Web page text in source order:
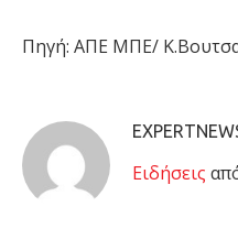
Πηγή: ΑΠΕ ΜΠΕ/
Eιδήσεις